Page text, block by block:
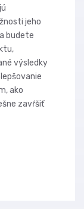
jeho
budete
výsledky
ako
zavŕšiť